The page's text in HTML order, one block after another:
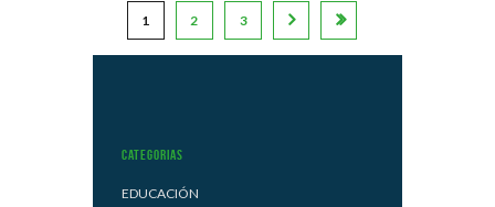
1 2 3
Categorias
EDUCACIÓN